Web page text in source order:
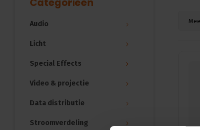
Categorieën
Audio
Licht
Special Effects
Video & projectie
Data distributie
Stroomverdeling